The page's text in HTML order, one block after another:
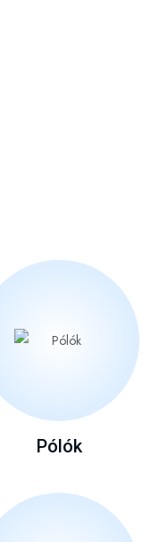
Pólók